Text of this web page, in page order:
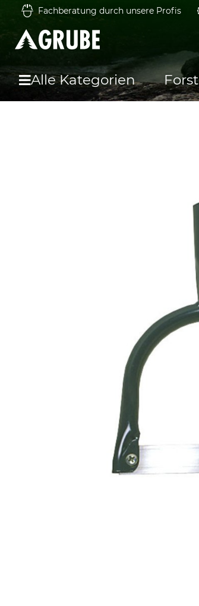
Fachberatung durch unsere Profis
Alle Kategorien Forst